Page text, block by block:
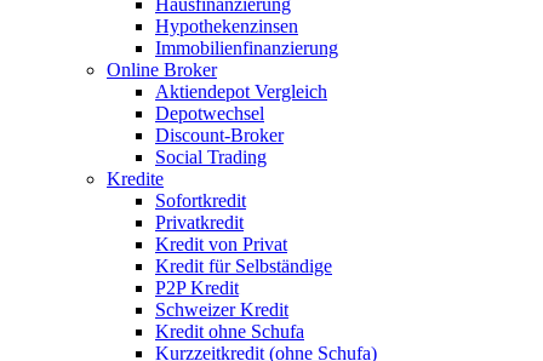
Hausfinanzierung
Hypothekenzinsen
Immobilienfinanzierung
Online Broker
Aktiendepot Vergleich
Depotwechsel
Discount-Broker
Social Trading
Kredite
Sofortkredit
Privatkredit
Kredit von Privat
Kredit für Selbständige
P2P Kredit
Schweizer Kredit
Kredit ohne Schufa
Kurzzeitkredit (ohne Schufa)